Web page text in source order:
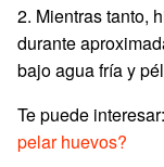
2. Mientras tanto,
durante
bajo agua fría y
Te puede interesar:
pelar huevos?